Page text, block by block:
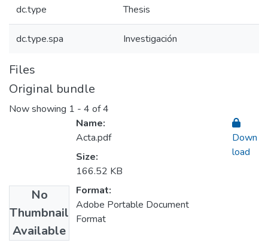
dc.type Thesis
dc.type.spa Investigación
Files
Original bundle
Now showing 1 - 4 of 4
No
Thumbnail
Available
Name:
Acta.pdf
Size:
166.52 KB
Format:
Adobe Portable Document
Format
Down
load